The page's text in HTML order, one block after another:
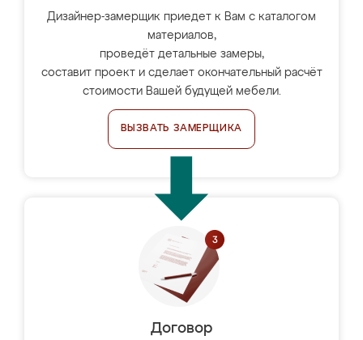
Дизайнер-замерщик приедет к Вам с каталогом
материалов,
проведёт детальные замеры,
составит проект и сделает окончательный расчёт
стоимости Вашей будущей мебели.
ВЫЗВАТЬ ЗАМЕРЩИКА
Договор